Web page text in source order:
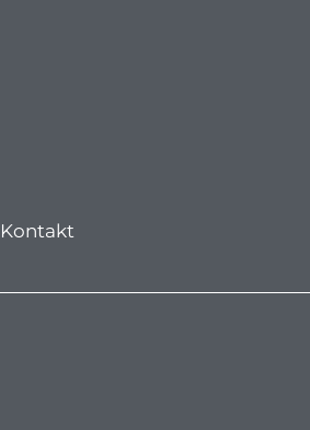
Kontakt